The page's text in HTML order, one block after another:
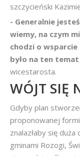
szczycieński
- Generalnie
wiemy, na czym
chodzi o
było na ten
wicestarosta.
WÓJT SIĘ
Gdyby plan
proponowanej
znalazłaby się
gminami Rozogi,